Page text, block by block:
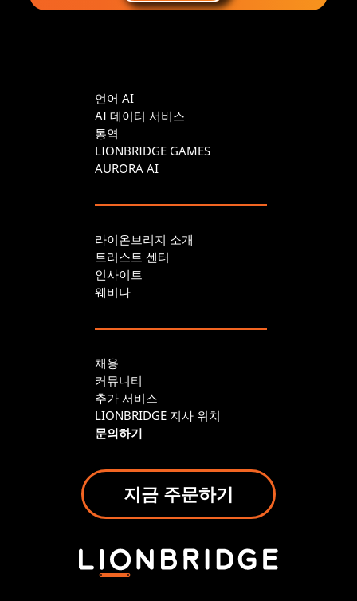
언어 AI
AI 데이터 서비스
통역
LIONBRIDGE GAMES
AURORA AI
라이온브리지 소개
트러스트 센터
인사이트
웨비나
채용
커뮤니티
추가 서비스
LIONBRIDGE 지사 위치
문의하기
지금 주문하기